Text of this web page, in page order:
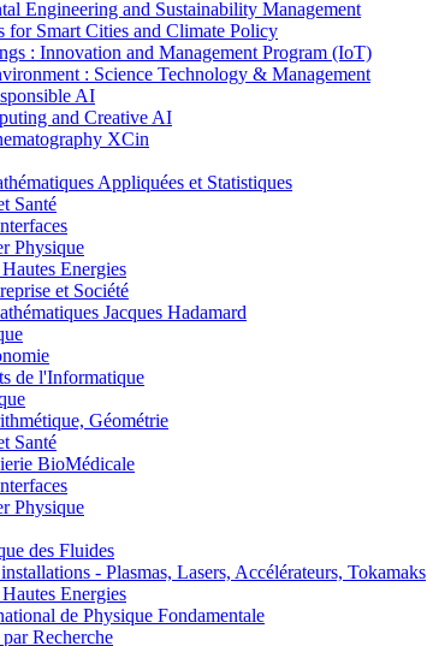
Engineering and Sustainability Management
Smart Cities and Climate Policy
: Innovation and Management Program (IoT)
: Science Technology & Management
AI
and Creative AI
XCin
Appliquées et Statistiques
Santé
Physique
Energies
et Société
Jacques Hadamard
de l'Informatique
Géométrie
Santé
BioMédicale
Physique
des Fluides
- Plasmas, Lasers, Accélérateurs, Tokamaks
Energies
de Physique Fondamentale
Recherche